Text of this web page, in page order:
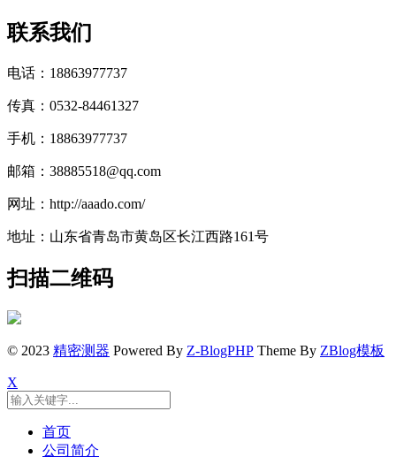
联系我们
电话：18863977737
传真：0532-84461327
手机：18863977737
邮箱：38885518@qq.com
网址：http://aaado.com/
地址：山东省青岛市黄岛区长江西路161号
扫描二维码
© 2023 精密测器 Powered By Z-BlogPHP Theme By ZBlog模板
X
首页
公司简介